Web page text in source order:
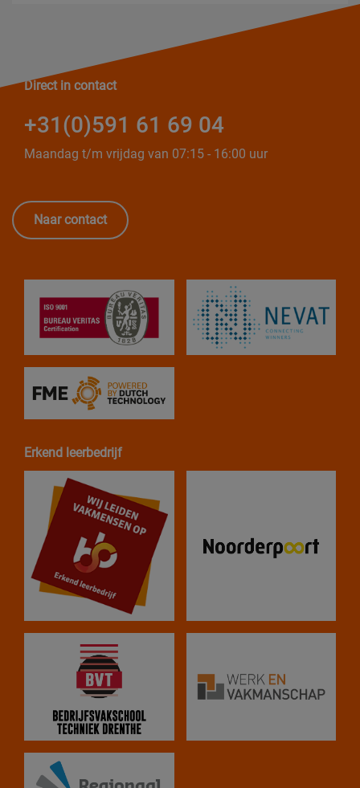
Direct in contact
+31(0)591 61 69 04
Maandag t/m vrijdag van 07:15 - 16:00 uur
Naar contact
Erkend leerbedrijf